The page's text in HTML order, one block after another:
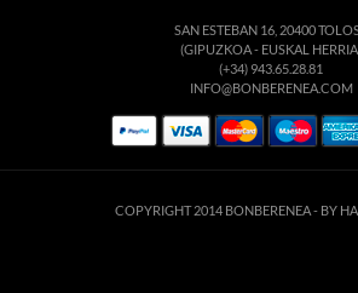
SAN ESTEBAN 16, 20400
(GIPUZKOA - EUSKAL
(+34) 943.65.28.81
INFO@BONBERENEA.COM
COPYRIGHT 2014 BONBERENEA - BY